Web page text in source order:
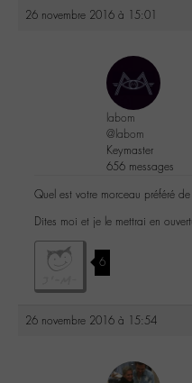
26 novembre 2016 à 15:01
labom
@labom
Keymaster
656 messages
Quel est votre morceau préféré de
Dites moi et je le mettrai en
6
26 novembre 2016 à 15:54